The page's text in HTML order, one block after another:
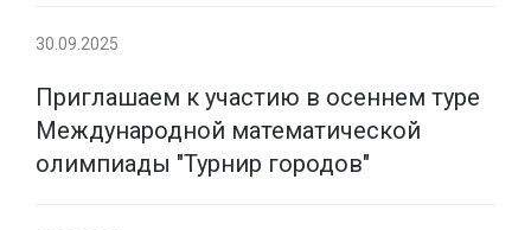
30.09.2025
Приглашаем к участию в осеннем туре
Международной математической
олимпиады "Турнир городов"